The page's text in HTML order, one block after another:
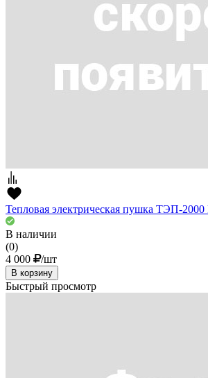
Тепловая электрическая пушка ТЭП-2000
В наличии
(0)
4 000
/шт
В корзину
Быстрый просмотр